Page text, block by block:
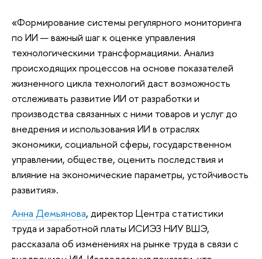
«Формирование системы регулярного мониторинга
по ИИ — важный шаг к оценке управления
технологическими трансформациями. Анализ
происходящих процессов на основе показателей
жизненного цикла технологий даст возможность
отслеживать развитие ИИ от разработки и
производства связанных с ними товаров и услуг до
внедрения и использования ИИ в отраслях
экономики, социальной сферы, государственном
управлении, обществе, оценить последствия и
влияние на экономические параметры, устойчивость
развития».
Анна Демьянова, директор Центра статистики
труда и заработной платы ИСИЭЗ НИУ ВШЭ,
рассказала об изменениях на рынке труда в связи с